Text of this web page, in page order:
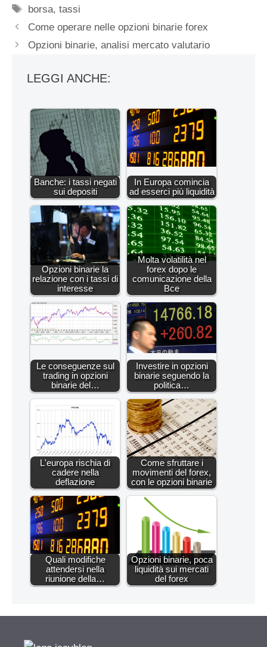
Tag
borsa,tassi
Come operare nelle opzioni binarie forex
Opzioni binarie, analisi mercato valutario
LEGGI ANCHE:
Banche: i tassi negati
sui depositi
In Europa comincia
ad esserci più liquidità
Opzioni binarie la
relazione con i tassi di
interesse
Molta volatilità nel
forex dopo le
comunicazione della
Bce
Le conseguenze sul
trading in opzioni
binarie del…
Investire in opzioni
binarie seguendo la
politica…
L'europa rischia di
cadere nella
deflazione
Come sfruttare i
movimenti del forex,
con le opzioni binarie
Quali modifiche
attendersi nella
riunione della…
Opzioni binarie, poca
liquidità sui mercati
del forex